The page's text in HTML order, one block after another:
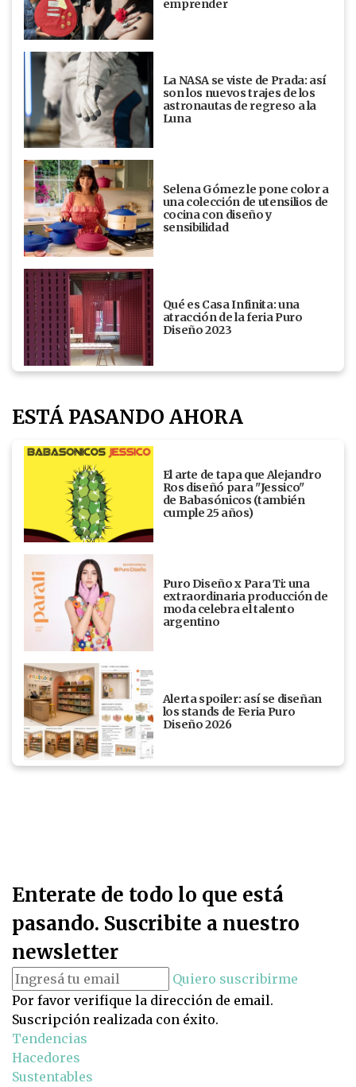
emprender
La NASA se viste de Prada: así
son los nuevos trajes de los
astronautas de regreso a la
Luna
Selena Gómez le pone color a
una colección de utensilios de
cocina con diseño y
sensibilidad
Qué es Casa Infinita: una
atracción de la feria Puro
Diseño 2023
ESTÁ PASANDO AHORA
El arte de tapa que Alejandro
Ros diseñó para "Jessico"
de Babasónicos (también
cumple 25 años)
Puro Diseño x Para Ti: una
extraordinaria producción de
moda celebra el talento
argentino
Alerta spoiler: así se diseñan
los stands de Feria Puro
Diseño 2026
Enterate de todo lo que está
pasando. Suscribite a nuestro
newsletter
Quiero suscribirme
Por favor verifique la dirección de email.
Suscripción realizada con éxito.
Tendencias
Hacedores
Sustentables